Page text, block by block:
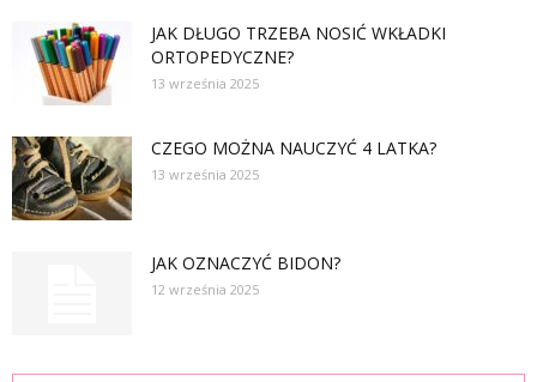
JAK DŁUGO TRZEBA NOSIĆ WKŁADKI
ORTOPEDYCZNE?
13 września 2025
CZEGO MOŻNA NAUCZYĆ 4 LATKA?
13 września 2025
JAK OZNACZYĆ BIDON?
12 września 2025